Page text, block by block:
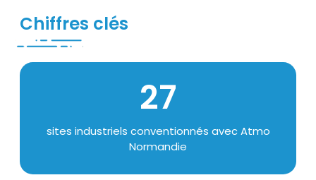
Chiffres clés
Chiffres
27
Texte
sites industriels conventionnés avec Atmo
Normandie